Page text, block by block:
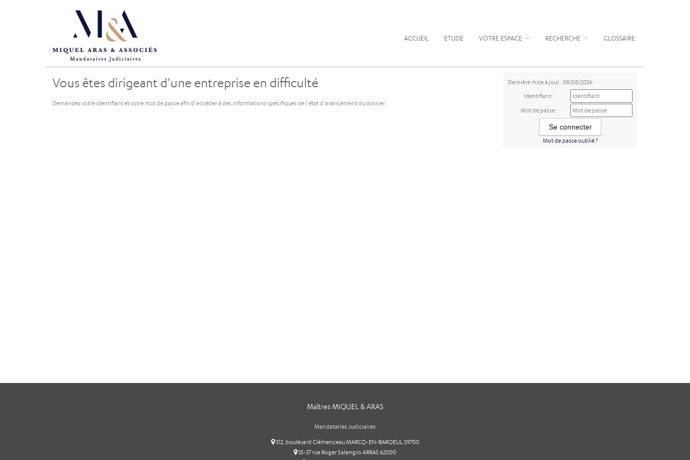
ACCUEIL ETUDE VOTRE ESPACE RECHERCHE GLOSSAIRE
Dernière mise à jour : 08/08/2026
Identifiant :
Mot de passe :
Mot de passe oublié ?
Vous êtes dirigeant d'une entreprise en difficulté
Demandez votre identifiant et votre mot de passe afin d'accéder à des informations spécifiques de l'état d'avancement du dossier.
Maîtres MIQUEL & ARAS
Mandataires Judiciaires
312, boulevard Clémenceau MARCQ-EN-BAROEUL 59700
35-37 rue Roger Salengro ARRAS 62000